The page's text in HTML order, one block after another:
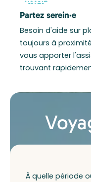
Partez serein·e
Besoin d'aide sur
toujours à
vous apporter
trouvant
À quelle période